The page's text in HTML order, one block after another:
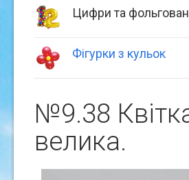
Цифри та
Фігурки з кульок
№9.38
велика.